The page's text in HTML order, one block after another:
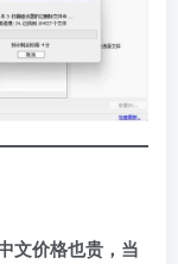
文价格也贵，当